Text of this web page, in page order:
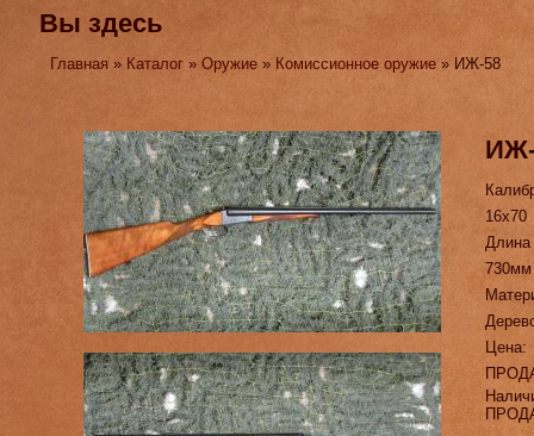
Вы здесь
Главная » Каталог »Оружие » Комиссионное оружие » ИЖ-58
16х70
730мм
Цена: